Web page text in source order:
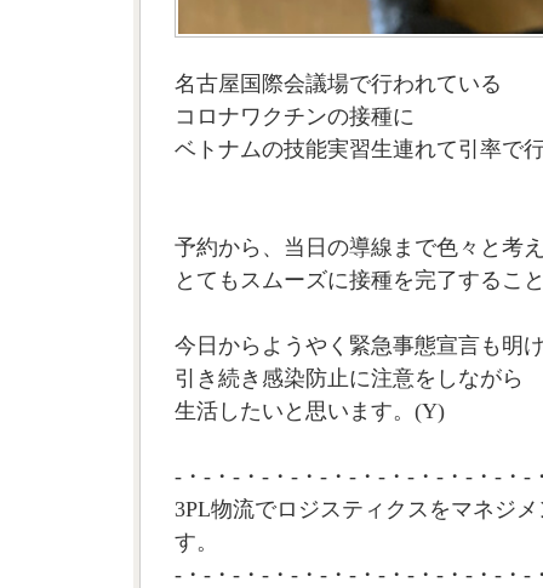
名古屋国際会議場で行われている
コロナワクチンの接種に
ベトナムの技能実習生連れて引率で
予約から、当日の導線まで色々と考
とてもスムーズに接種を完了するこ
今日からようやく緊急事態宣言も明
引き続き感染防止に注意をしながら
生活したいと思います。(Y)
-・-・-・-・-・-・-・-・-・-・-・-・-
3PL物流でロジスティクスをマネジ
す。
-・-・-・-・-・-・-・-・-・-・-・-・-